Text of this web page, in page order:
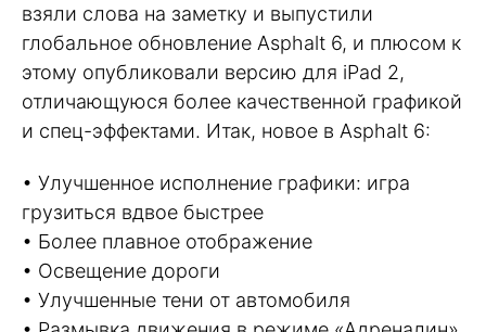
взяли слова на заметку и выпустили
глобальное обновление Asphalt 6, и плюсом к
этому опубликовали версию для iPad 2,
отличающуюся более качественной графикой
и спец-эффектами. Итак, новое в Asphalt 6:
• Улучшенное исполнение графики: игра
грузиться вдвое быстрее
• Более плавное отображение
• Освещение дороги
• Улучшенные тени от автомобиля